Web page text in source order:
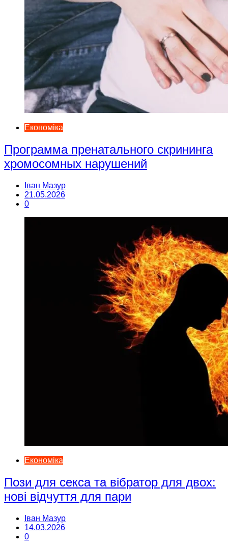
Економіка
Программа пренатального скрининга
хромосомных нарушений
Іван Мазур
21.05.2026
0
Економіка
Пози для секса та вібратор для двох:
нові відчуття для пари
Іван Мазур
14.03.2026
0